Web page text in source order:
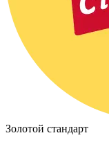
Золотой стандарт